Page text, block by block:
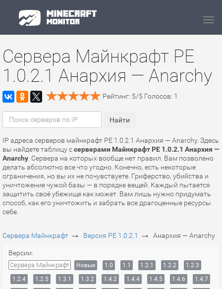
Сервера Майнкрафт PE
1.0.2.1 Анархия — Anarchy
Рейтинг: 5/5 Голосов: 1
IP адреса серверов майнкрафт PE 1.0.2.1 Анархия — Anarchy. Здесь
вы найдете таблицу ссерверами Майнкрафт PE 1.0.2.1 Анархия —
Anarchy . Сервера на которых вообще нет правил. Вам позволено
делать абсолютно все что угодно. Конечно, есть некоторые
ограничения, но вы их не почувствуете. Гриферство, убийства и
уничтожение чужой базы — в порядке вещей. Каждый пытается
защитить своё убежище как может. Вам лишь нужно придумать
способ, как его уничтожить и забрать все драгоценные ресурсы
себе.
Сервера Майнкрафт → Версия PE 1.0.2.1 → Анархия — Anarchy
Версии:
Сервера Майнкрафт Новые 1.0 1.1 1.2.1 1.2.2
1.2.3
1.2.4
1.2.5 1.3.1 1.3.2 1.4.2 1.4.4 1.4.5 1.4.6
1.4.7